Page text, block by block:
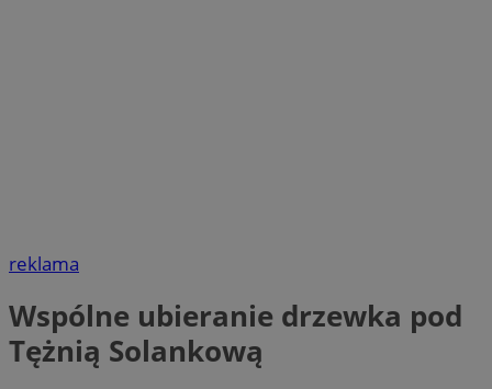
reklama
Wspólne ubieranie drzewka pod
Tężnią Solankową